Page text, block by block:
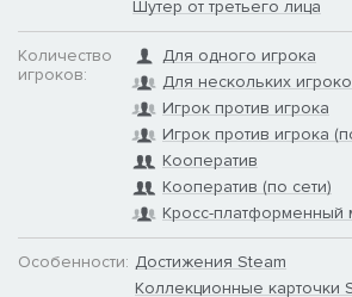
РЕАЛИСТИЧНОЕ ОРУЖИЕ ВРЕМЕН
ВОЗМОЖНОСТЯМИ НАСТРОЙКИ
В вашем распоряжении будут как
зарекомендовавшие себя в серии
набор новых видов оружия времен
правильное снаряжение поможет вам
Шутер от третьего лица
Количество
игроков:
Для одного игрока
Для нескольких
Игрок против игрока
Игрок против игрока
Кооператив
Кооператив (по сети)
Кросс-платформенный
Особенности: Достижения Steam
Коллекционные карточки